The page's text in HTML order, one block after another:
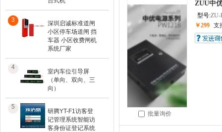
3
深圳启诚标准道闸
小区停车场道闸 挡
车器 小区收费闸机
系统厂家
4
室内车位引导屏
（单向、双向、三
向）
5
研腾YT-F1访客登
记管理系统智能访
客身份证登记系统
批量询价
ZUU中
型号:ZU-
￥299 支